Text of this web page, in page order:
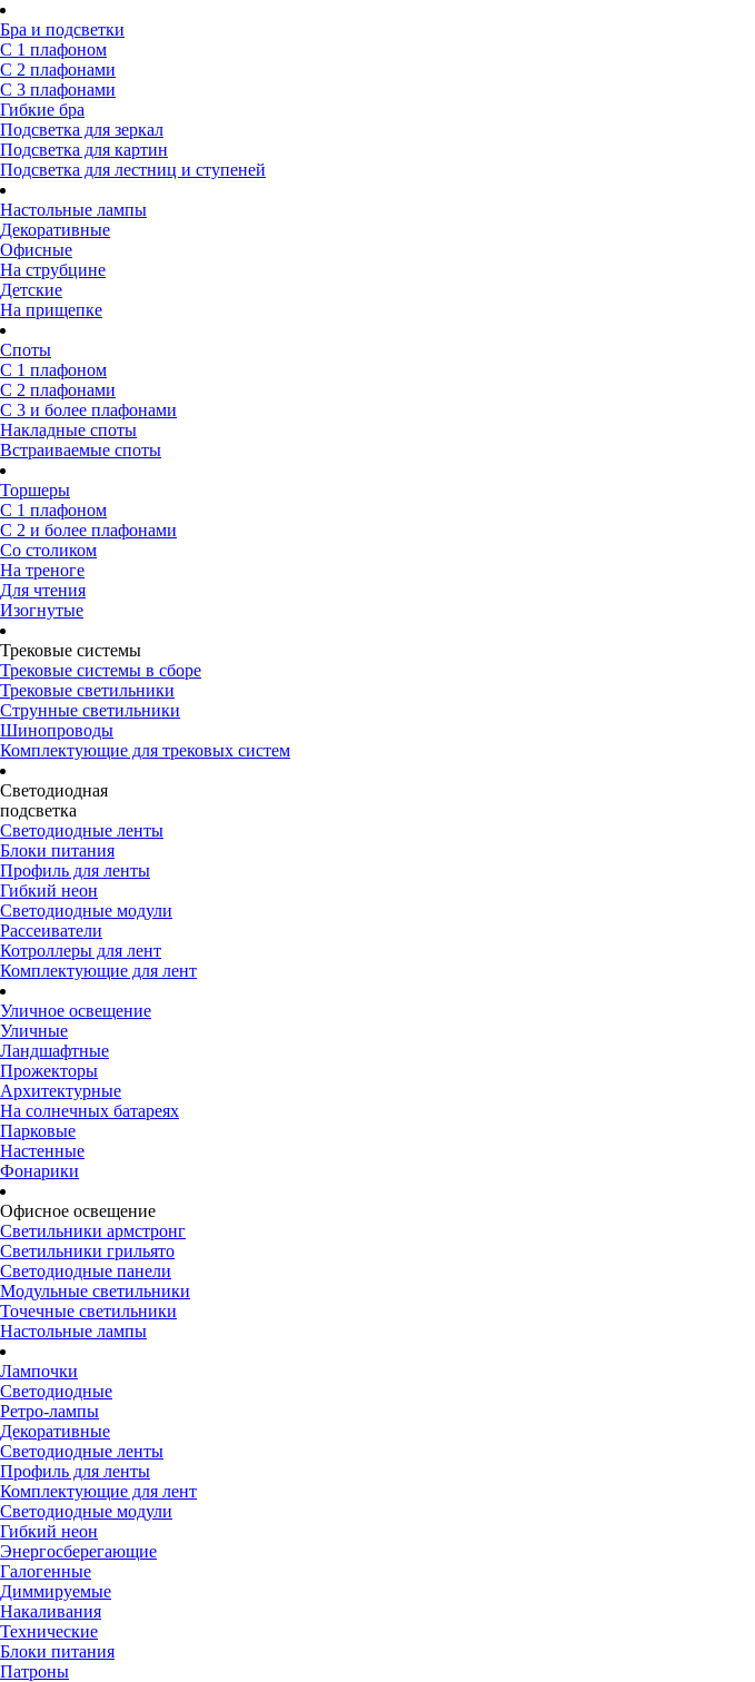
Бра и подсветки
С 1 плафоном
С 2 плафонами
С 3 плафонами
Гибкие бра
Подсветка для зеркал
Подсветка для картин
Подсветка для лестниц и ступеней
Настольные лампы
Декоративные
Офисные
На струбцине
Детские
На прищепке
Споты
С 1 плафоном
С 2 плафонами
С 3 и более плафонами
Накладные споты
Встраиваемые споты
Торшеры
С 1 плафоном
С 2 и более плафонами
Со столиком
На треноге
Для чтения
Изогнутые
Трековые системы
Трековые системы в сборе
Трековые светильники
Струнные светильники
Шинопроводы
Комплектующие для трековых систем
Светодиодная
подсветка
Светодиодные ленты
Блоки питания
Профиль для ленты
Гибкий неон
Светодиодные модули
Рассеиватели
Котроллеры для лент
Комплектующие для лент
Уличное освещение
Уличные
Ландшафтные
Прожекторы
Архитектурные
На солнечных батареях
Парковые
Настенные
Фонарики
Офисное освещение
Светильники армстронг
Светильники грильято
Светодиодные панели
Модульные светильники
Точечные светильники
Настольные лампы
Лампочки
Светодиодные
Ретро-лампы
Декоративные
Светодиодные ленты
Профиль для ленты
Комплектующие для лент
Светодиодные модули
Гибкий неон
Энергосберегающие
Галогенные
Диммируемые
Накаливания
Технические
Блоки питания
Патроны